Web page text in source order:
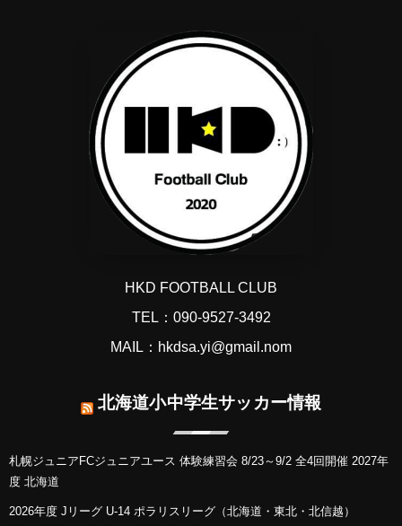
HKD FOOTBALL CLUB
TEL：090-9527-3492
MAIL：hkdsa.yi@gmail.nom
北海道小中学生サッカー情報
札幌ジュニアFCジュニアユース 体験練習会 8/23～9/2 全4回開催 2027年
度 北海道
2026年度 Jリーグ U-14 ポラリスリーグ（北海道・東北・北信越）